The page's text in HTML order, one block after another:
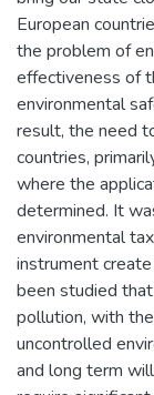
European
the problem of
effectiveness of
environmental
result, the need
countries,
where the
determined. It
environmental
instrument
been studied
pollution, with
uncontrolled
and long term